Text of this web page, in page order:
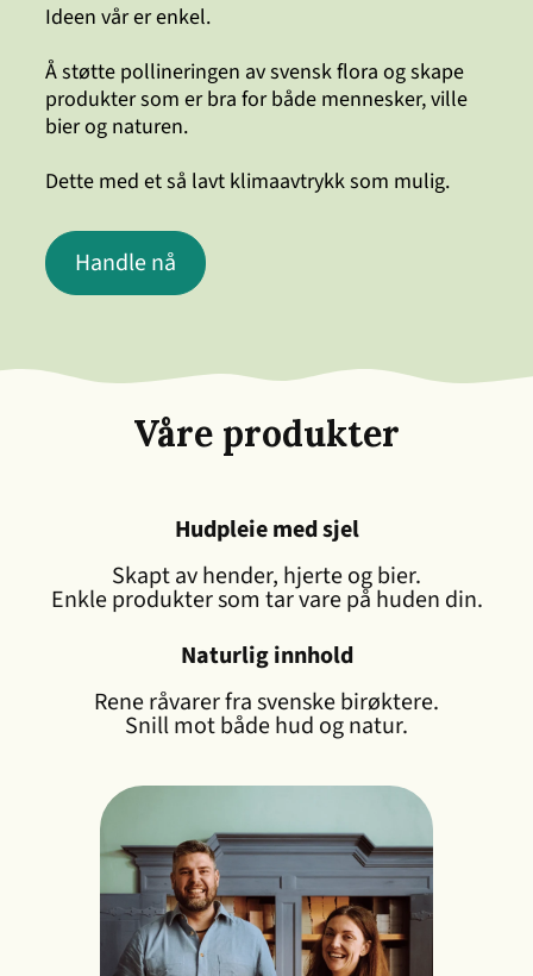
Ideen vår er enkel.
Å støtte pollineringen av svensk flora og skape
produkter som er bra for både mennesker, ville
bier og naturen.
Dette med et så lavt klimaavtrykk som mulig.
Handle nå
Våre produkter
Hudpleie med sjel
Skapt av hender, hjerte og bier.
Enkle produkter som tar vare på huden din.
Naturlig innhold
Rene råvarer fra svenske birøktere.
Snill mot både hud og natur.